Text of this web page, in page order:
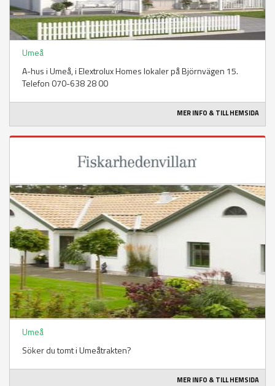
Umeå
A-hus i Umeå, i Elextrolux Homes lokaler på Björnvägen 15.
Telefon 070-638 28 00
MER INFO & TILL HEMSIDA
Umeå
Söker du tomt i Umeåtrakten?
MER INFO & TILL HEMSIDA